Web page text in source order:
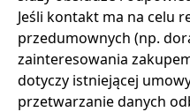
Jeśli kontakt ma na celu
przedumownych (np.
zainteresowania
dotyczy istniejącej
przetwarzanie danych